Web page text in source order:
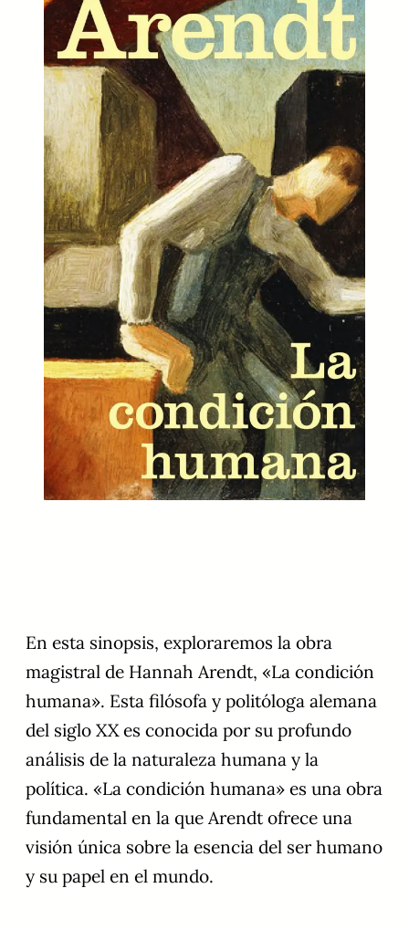
En esta sinopsis, exploraremos la obra
magistral de Hannah Arendt, «La condición
humana». Esta filósofa y politóloga alemana
del siglo XX es conocida por su profundo
análisis de la naturaleza humana y la
política. «La condición humana» es una obra
fundamental en la que Arendt ofrece una
visión única sobre la esencia del ser humano
y su papel en el mundo.